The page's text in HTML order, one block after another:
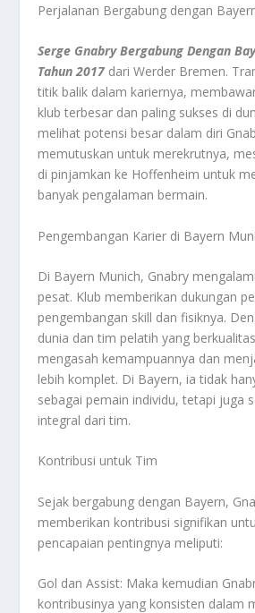
Perjalanan Bergabung dengan
Serge Gnabry Bergabung Dengan
Tahun 2017dari Werder Bremen.
titik balik dalam kariernya,
klub terbesar dan paling sukses di
melihat potensi besar dalam diri
memutuskan untuk merekrutnya,
di pinjamkan ke Hoffenheim untuk
banyak pengalaman bermain.
Pengembangan Karier di Bayern
Di Bayern Munich, Gnabry
pesat. Klub memberikan dukungan
pengembangan skill dan fisiknya.
dunia dan tim pelatih yang
mengasah kemampuannya dan
lebih komplet. Di Bayern, ia tidak
sebagai pemain individu, tetapi juga
integral dari tim.
Kontribusi untuk Tim
Sejak bergabung dengan Bayern,
memberikan kontribusi signifikan
pencapaian pentingnya meliputi:
Gol dan Assist: Maka kemudian
kontribusinya yang konsisten dalam